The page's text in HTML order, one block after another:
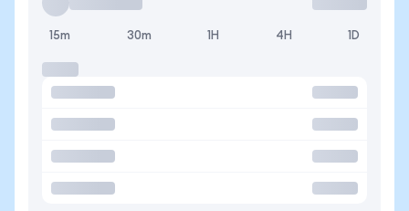
15m 30m 1H 4H 1D